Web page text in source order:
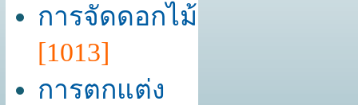
การจัดดอกไม้
[1013]
การตกแต่ง